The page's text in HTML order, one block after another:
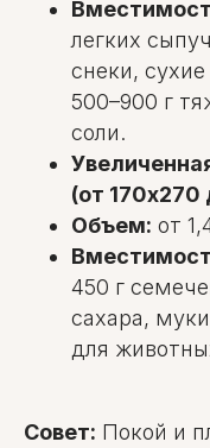
легких
снеки,
500–900 г
соли.
(от
Объем: от
450 г
сахара,
для
Совет: Покой и